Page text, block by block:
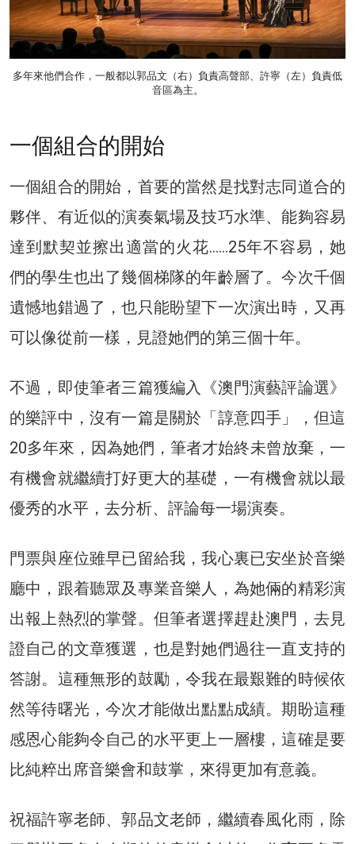
多年來他們合作，一般都以郭品文（右）負責高聲部、許寧（左）負責低
音區為主。
一個組合的開始
一個組合的開始，首要的當然是找對志同道合的
夥伴、有近似的演奏氣場及技巧水準、能夠容易
達到默契並擦出適當的火花……25年不容易，她
們的學生也出了幾個梯隊的年齡層了。今次千個
遺憾地錯過了，也只能盼望下一次演出時，又再
可以像從前一樣，見證她們的第三個十年。
不過，即使筆者三篇獲編入《澳門演藝評論選》
的樂評中，沒有一篇是關於「諄意四手」，但這
20多年來，因為她們，筆者才始終未曾放棄，一
有機會就繼續打好更大的基礎，一有機會就以最
優秀的水平，去分析、評論每一場演奏。
門票與座位雖早已留給我，我心裏已安坐於音樂
廳中，跟着聽眾及專業音樂人，為她倆的精彩演
出報上熱烈的掌聲。但筆者選擇趕赴澳門，去見
證自己的文章獲選，也是對她們過往一直支持的
答謝。這種無形的鼓勵，令我在最艱難的時候依
然等待曙光，今次才能做出點點成績。期盼這種
感恩心能夠令自己的水平更上一層樓，這確是要
比純粹出席音樂會和鼓掌，來得更加有意義。
祝福許寧老師、郭品文老師，繼續春風化雨，除